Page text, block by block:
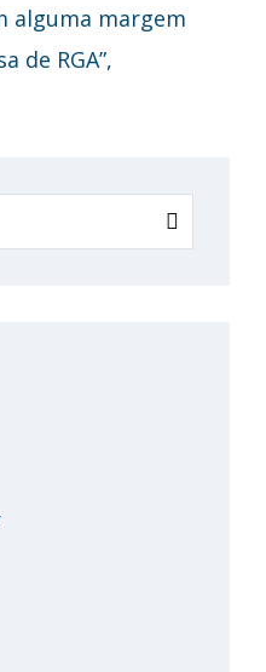
alguma margem
de RGA”,